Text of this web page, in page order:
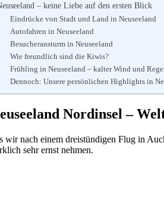
– keine Liebe auf den ersten Blick
Eindrücke von Stadt und Land in Neuseeland
Autofahren in Neuseeland
Besucheransturm in Neuseeland
Wie freundlich sind die Kiwis?
Frühling in Neuseeland – kalter Wind und
Dennoch: Unsere persönlichen Highlights in
Nordinsel –
wir nach einem dreistündigen Flug in
sehr ernst nehmen.